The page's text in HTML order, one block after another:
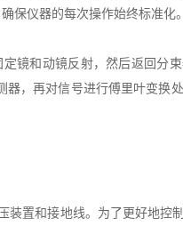
保仪器的每次操作始终标准化。
和动镜反射，然后返回分
，再对信号进行傅里叶变换
置和接地线。为了更好地控